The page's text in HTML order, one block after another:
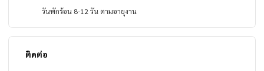
วันพักร้อน 8-12 วัน ตามอายุงาน
ติดต่อ